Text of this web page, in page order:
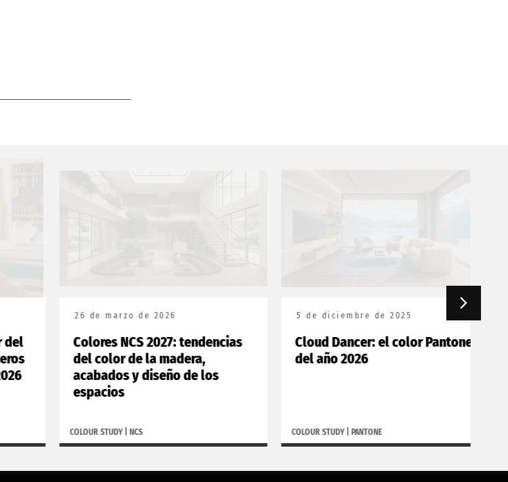
26 de marzo de 2026
Colores NCS 2027: tendencias
del color de la madera,
acabados y diseño de los
espacios
COLOUR STUDY|NCS
5 de diciembre de 2025
Cloud Dancer: el color Pantone
del año 2026
COLOUR STUDY|PANTONE